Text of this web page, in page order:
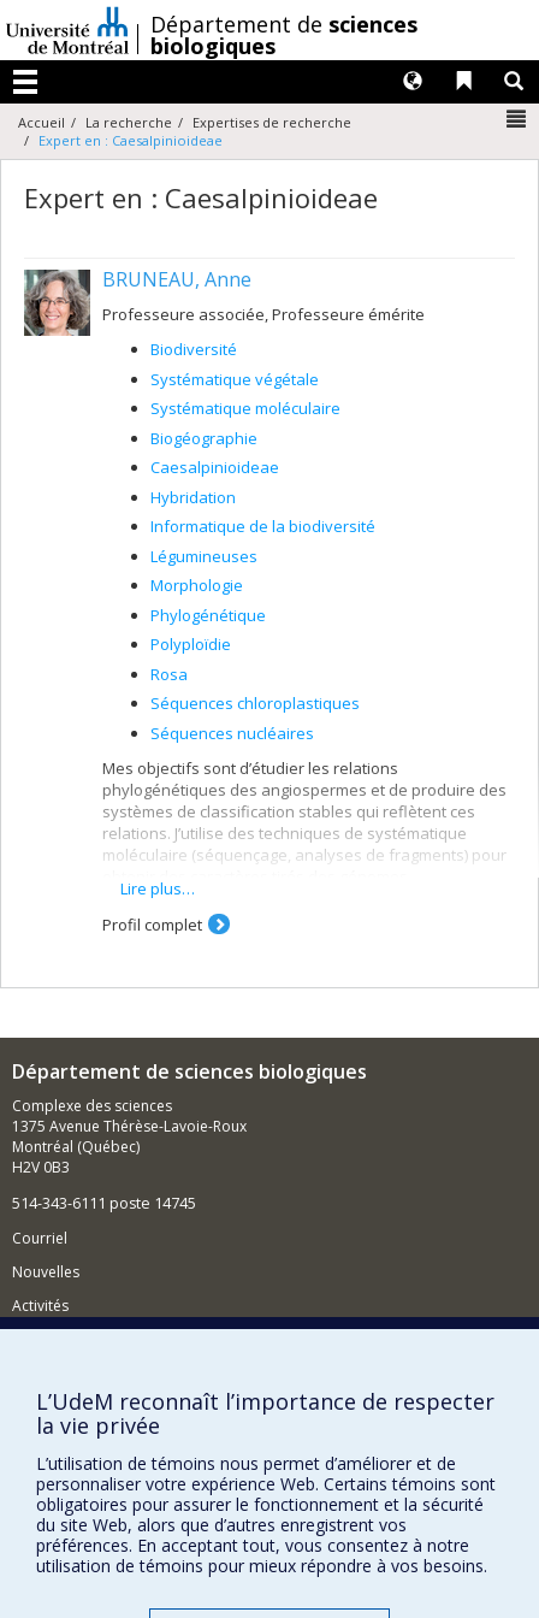
au
contenu
/Département de sciences
biologiques
Menu
Liens
Langues
Accueil La recherche
Expertises de recherche
Expert en : Caesalpinioideae
Expert en : Caesalpinioideae
BRUNEAU, Anne
Professeure associée, Professeure émérite
Biodiversité
Systématique végétale
Systématique moléculaire
Biogéographie
Caesalpinioideae
Hybridation
Informatique de la biodiversité
Légumineuses
Morphologie
Phylogénétique
Polyploïdie
Rosa
Séquences chloroplastiques
Séquences nucléaires
Mes objectifs sont d’étudier les relations
phylogénétiques des angiospermes et de produire des
systèmes de classification stables qui reflètent ces
relations. J’utilise des techniques de systématique
moléculaire (séquençage, analyses de fragments) pour
chloroplastique et nucléaire, tout en les intégrant à des
données morphologiques.
Systématique moléculaire des Légumineuses et
Évolution des systèmes de reproduction, de la
pollinisation, de la polyploïdie et de l’hybridation
chez les plantes à fleurs
Lire plus…
Profil complet
Département de sciences biologiques
Complexe des sciences
1375 Avenue Thérèse-Lavoie-Roux
Montréal (Québec)
H2V 0B3
514-343-6111 poste 14745
Courriel
Nouvelles
Activités
BESOIN D'AIDE?
Plan du site
Signaler une erreur
Accessibilité
FACULTÉ DES ARTS ET DES SCIENCES
Nos centres d'études
L’UdeM reconnaît l’importance de respecter
la vie privée
L’utilisation de témoins nous permet d’améliorer et de
personnaliser votre expérience Web. Certains témoins sont
obligatoires pour assurer le fonctionnement et la sécurité
du site Web, alors que d’autres enregistrent vos
préférences. En acceptant tout, vous consentez à notre
utilisation de témoins pour mieux répondre à vos besoins.